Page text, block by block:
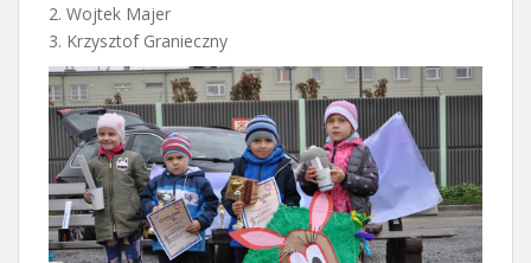
2. Wojtek Majer
3. Krzysztof Granieczny